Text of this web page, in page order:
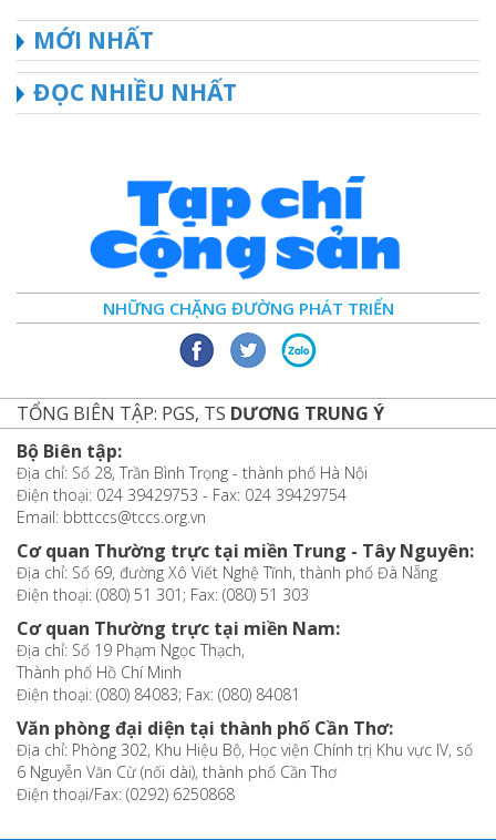
MỚI NHẤT
ĐỌC NHIỀU NHẤT
NHỮNG CHẶNG ĐƯỜNG PHÁT TRIỂN
TỔNG BIÊN TẬP: PGS, TS DƯƠNG TRUNG Ý
Bộ Biên tập:
Địa chỉ: Số 28, Trần Bình Trọng - thành phố Hà Nội
Điện thoại: 024 39429753 - Fax: 024 39429754
Email: bbttccs@tccs.org.vn
Cơ quan Thường trực tại miền Trung - Tây Nguyên:
Địa chỉ: Số 69, đường Xô Viết Nghệ Tĩnh, thành phố Đà Nẵng
Điện thoại: (080) 51 301; Fax: (080) 51 303
Cơ quan Thường trực tại miền Nam:
Địa chỉ: Số 19 Phạm Ngọc Thạch,
Thành phố Hồ Chí Minh
Điện thoại: (080) 84083; Fax: (080) 84081
Văn phòng đại diện tại thành phố Cần Thơ:
Địa chỉ: Phòng 302, Khu Hiệu Bộ, Học viện Chính trị Khu vực IV, số
6 Nguyễn Văn Cừ (nối dài), thành phố Cần Thơ
Điện thoại/Fax: (0292) 6250868